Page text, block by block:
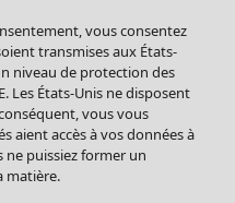
vous consentez
transmises aux États-
niveau de protection des
Les États-Unis ne disposent
vous vous
aient accès à vos données à
ne puissiez former un
matière.